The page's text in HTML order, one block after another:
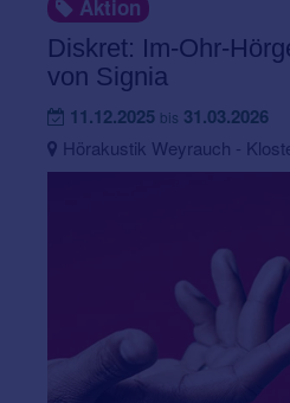
Aktion
Diskret: Im-Ohr-
von Signia
11.12.2025 bis 31.03.2026
Hörakustik Weyrauch -